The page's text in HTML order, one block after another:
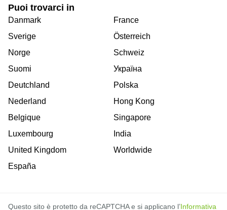
Puoi trovarci in
Danmark
Sverige
Norge
Suomi
Deutchland
Nederland
Belgique
Luxembourg
United Kingdom
España
France
Österreich
Schweiz
Україна
Polska
Hong Kong
Singapore
India
Worldwide
Questo sito è protetto da reCAPTCHA e si applicano l’Informativa